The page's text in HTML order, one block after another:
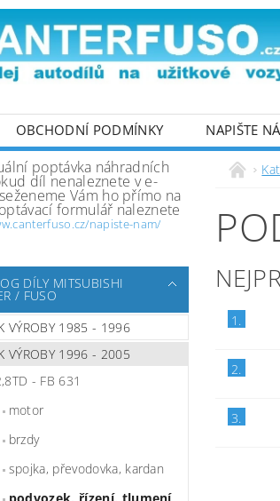
OBCHODNÍ PODMÍNKY NAPIŠTE
OCHRANY OSOBNÍCH ÚDAJŮ
poptávka náhradních
díl nenaleznete v e-
Vám ho přímo na
formulář naleznete
napiste-nam/
DÍLY MITSUBISHI
/ FUSO
VÝROBY 1985 - 1996
VÝROBY 1996 - 2005
- FB 631
motor
brzdy
spojka, převodovka, kardan
1.
2.
3.